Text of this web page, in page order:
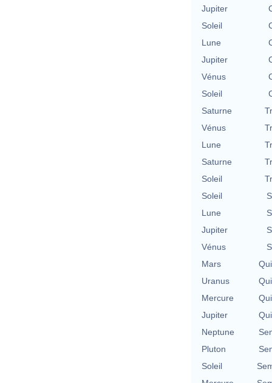
Jupiter
Soleil
Lune
Jupiter
Vénus
Soleil
Saturne
Vénus
Lune
Saturne
Soleil
Soleil
Lune
Jupiter
Vénus
Mars
Uranus
Mercure
Jupiter
Neptune
Pluton
Soleil